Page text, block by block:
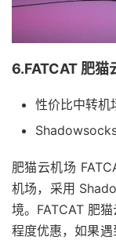
6.FATCAT 肥猫
性价比中转机
肥猫云机场
机场，采用
境。FATCAT 肥
程度优惠，如果遇